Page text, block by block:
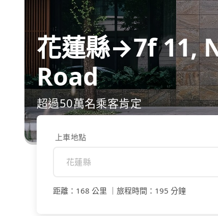
花蓮縣→7f 11,
Road
超過50萬名乘客肯定
上車地點
距離 ： 168 公里 旅程時間 ： 195 分鐘